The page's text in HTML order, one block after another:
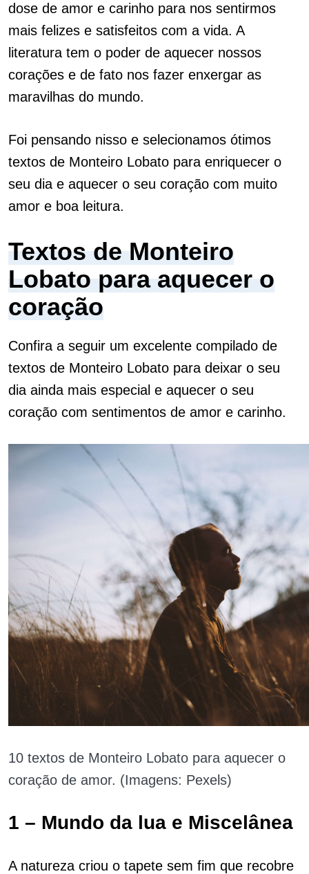
dose de amor e carinho para nos sentirmos
mais felizes e satisfeitos com a vida. A
literatura tem o poder de aquecer nossos
corações e de fato nos fazer enxergar as
maravilhas do mundo.
Foi pensando nisso e selecionamos ótimos
textos de Monteiro Lobato para enriquecer o
seu dia e aquecer o seu coração com muito
amor e boa leitura.
Textos de Monteiro
Lobato para aquecer o
coração
Confira a seguir um excelente compilado de
textos de Monteiro Lobato para deixar o seu
dia ainda mais especial e aquecer o seu
coração com sentimentos de amor e carinho.
10 textos de Monteiro Lobato para aquecer o
coração de amor. (Imagens: Pexels)
1 – Mundo da lua e Miscelânea
A natureza criou o tapete sem fim que recobre